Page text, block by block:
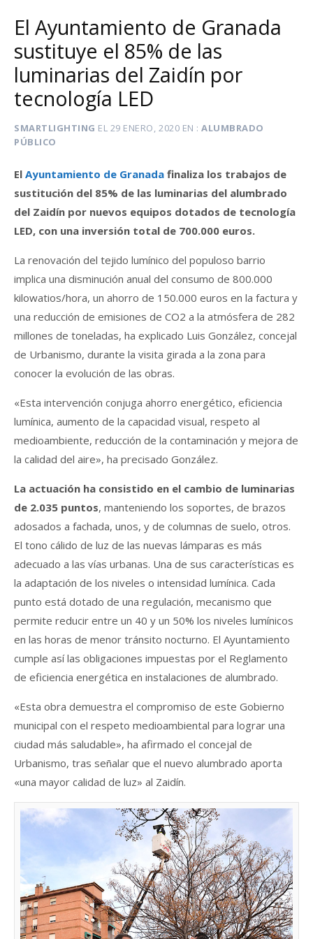
El Ayuntamiento de Granada
sustituye el 85% de las
luminarias del Zaidín por
tecnología LED
SMARTLIGHTING EL 29 ENERO, 2020 EN
ALUMBRADO
PÚBLICO
El Ayuntamiento de Granada finaliza los trabajos de
sustitución del 85% de las luminarias del alumbrado
del Zaidín por nuevos equipos dotados de tecnología
LED, con una inversión total de 700.000 euros.
La renovación del tejido lumínico del populoso barrio
implica una disminución anual del consumo de 800.000
kilowatios/hora, un ahorro de 150.000 euros en la factura y
una reducción de emisiones de CO2 a la atmósfera de 282
millones de toneladas, ha explicado Luis González, concejal
de Urbanismo, durante la visita girada a la zona para
conocer la evolución de las obras.
«Esta intervención conjuga ahorro energético, eficiencia
lumínica, aumento de la capacidad visual, respeto al
medioambiente, reducción de la contaminación y mejora de
la calidad del aire», ha precisado González.
La actuación ha consistido en el cambio de luminarias
de 2.035 puntos, manteniendo los soportes, de brazos
adosados a fachada, unos, y de columnas de suelo, otros.
El tono cálido de luz de las nuevas lámparas es más
adecuado a las vías urbanas. Una de sus características es
la adaptación de los niveles o intensidad lumínica. Cada
punto está dotado de una regulación, mecanismo que
permite reducir entre un 40 y un 50% los niveles lumínicos
en las horas de menor tránsito nocturno. El Ayuntamiento
cumple así las obligaciones impuestas por el Reglamento
de eficiencia energética en instalaciones de alumbrado.
«Esta obra demuestra el compromiso de este Gobierno
municipal con el respeto medioambiental para lograr una
ciudad más saludable», ha afirmado el concejal de
Urbanismo, tras señalar que el nuevo alumbrado aporta
«una mayor calidad de luz» al Zaidín.